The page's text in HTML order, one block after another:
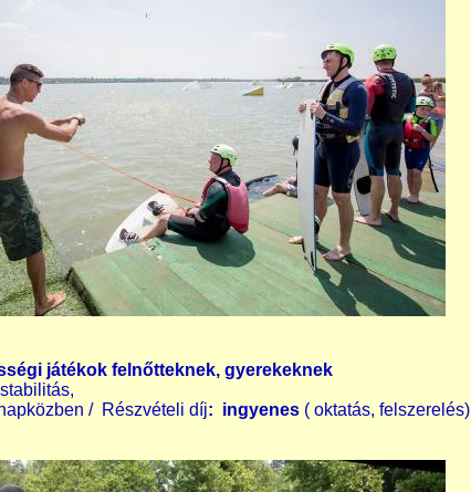
játékok felnőtteknek, gyerekeknek
/ Részvételi díj: ingyenes ( oktatás, felszerelés)